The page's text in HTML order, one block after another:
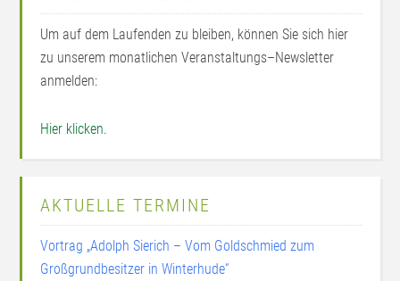
Um auf dem Laufenden zu bleiben, können Sie sich hier
zu unserem monatlichen Veranstaltungs–Newsletter
anmelden:
Hier klicken.
AKTUELLE TERMINE
Vortrag „Adolph Sierich – Vom Goldschmied zum
Großgrundbesitzer in Winterhude“